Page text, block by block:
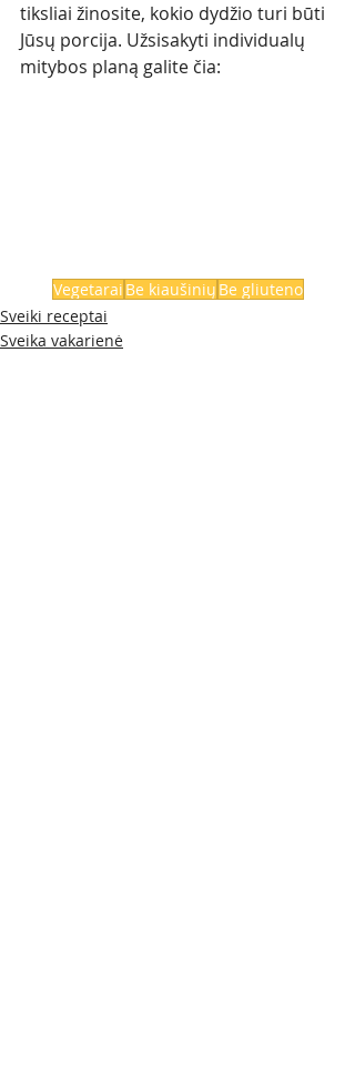
tiksliai žinosite, kokio dydžio turi būti
Jūsų porcija. Užsisakyti individualų
mitybos planą galite čia:
Vegetarai Be kiaušinių Be gliuteno
Sveiki receptai
Sveika vakarienė